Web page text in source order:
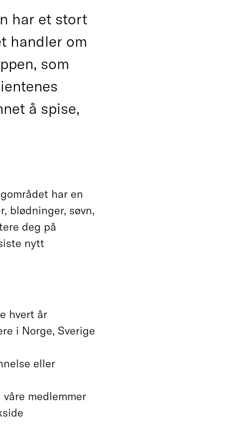
har et stort
handler om
som
å spise,
har en
blødninger, søvn,
deg på
nytt
hvert år
i Norge, Sverige
eller
medlemmer